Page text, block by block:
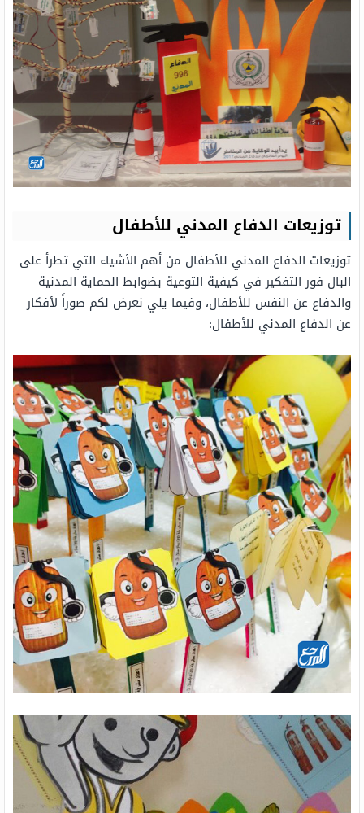
توزيعات الدفاع المدني للأطفال
توزيعات الدفاع المدني للأطفال من أهم الأشياء التي تطرأ على
البال فور التفكير في كيفية التوعية بضوابط الحماية المدنية
والدفاع عن النفس للأطفال، وفيما يلي نعرض لكم صوراً لأفكار
عن الدفاع المدني للأطفال: